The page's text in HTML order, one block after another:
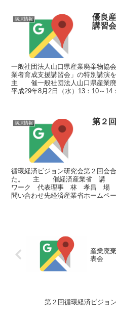
講演情報
優良
講習
一般社団法人山口県産業廃棄物協
業者育成支援講習会」の特別講演
主 催一般社団法人山口県産業
平成29年8月2日（水）13：10～
講演情報 第２
循環経済ビジョン研究会第２回会
た。 主 催経済産業省 講 師
ワーク 代表理事 林 孝昌 場
問い合わせ先経済産業省ホームペ
産業廃
表会
第２回循環経済ビジョ